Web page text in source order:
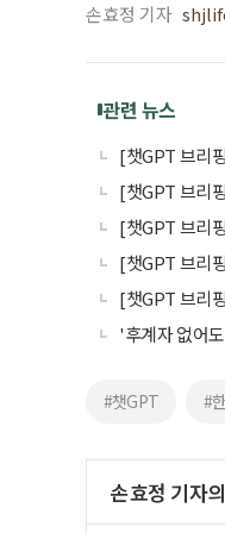
손효정 기자
관련 뉴스
[챗GPT 브리
[챗GPT 브리
[챗GPT 브리
[챗GPT 브리
[챗GPT 브리
'후계자 없어
#챗GPT #
손효정 기자